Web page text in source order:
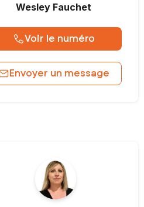
Wesley Fauchet
Voir le numéro
Envoyer un message